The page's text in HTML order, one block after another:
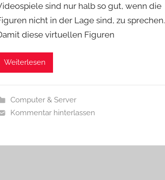
sind nur halb so gut, wenn die
nicht in der Lage sind, zu sprechen.
diese virtuellen Figuren
Weiterlesen
Computer & Server
Kommentar hinterlassen